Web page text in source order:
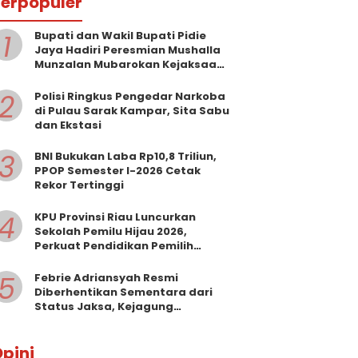
1
Bupati dan Wakil Bupati Pidie
Jaya Hadiri Peresmian Mushalla
Munzalan Mubarokan Kejaksaan
Polisi Ringkus Pengedar Narkoba
di Pulau Sarak Kampar, Sita Sabu
dan Ekstasi
3
BNI Bukukan Laba Rp10,8 Triliun,
PPOP Semester I-2026 Cetak
Rekor Tertinggi
KPU Provinsi Riau Luncurkan
Sekolah Pemilu Hijau 2026,
Perkuat Pendidikan Pemilih
5
Febrie Adriansyah Resmi
Diberhentikan Sementara dari
Status Jaksa, Kejagung